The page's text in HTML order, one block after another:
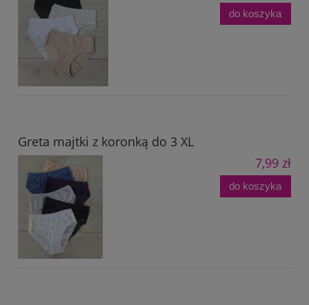
do koszyka
Greta majtki z koronką do 3 XL
7,99 zł
do koszyka